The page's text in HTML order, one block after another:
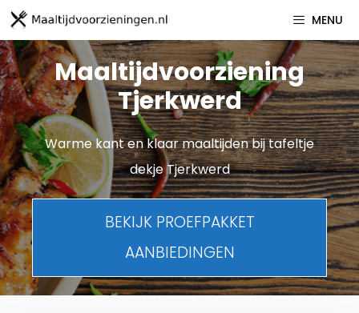
Spring
naar
inhoud
MENU
Maaltijdvoorziening
Tjerkwerd
Warme kant en klaar maaltijden bij tafeltje
dekje Tjerkwerd
BEKIJK PROEFPAKKET
AANBIEDINGEN